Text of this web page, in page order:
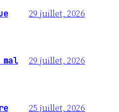
29 juillet, 2026
29 juillet, 2026
25 juillet, 2026